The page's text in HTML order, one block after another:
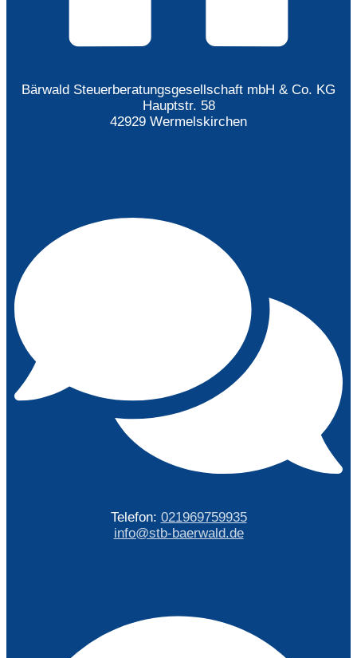
Bärwald Steuerberatungsgesellschaft mbH & Co. KG
Hauptstr. 58
42929 Wermelskirchen
Telefon: 021969759935
info@stb-baerwald.de